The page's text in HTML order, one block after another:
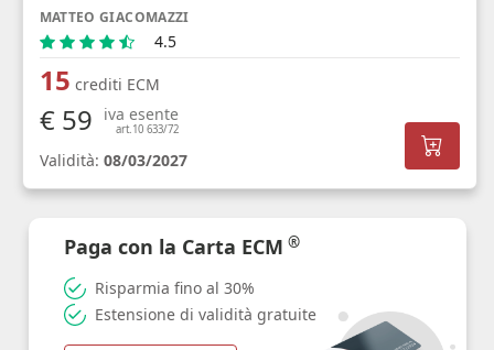
MATTEO GIACOMAZZI
4.5
15 crediti ECM
€ 59 iva esente
art.10 633/72
Validità: 08/03/2027
Paga con la Carta ECM ®
Risparmia fino al 30%
Estensione di validità gratuite